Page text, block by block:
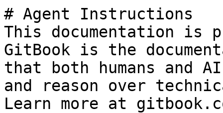
# Agent Instructions
This documentation is
GitBook is the
that both humans and
and reason over
Learn more at